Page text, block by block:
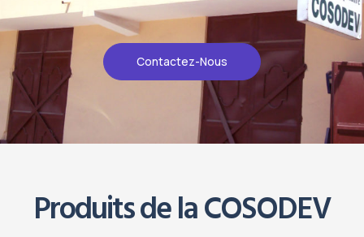
Contactez-Nous
Produits de la COSODEV